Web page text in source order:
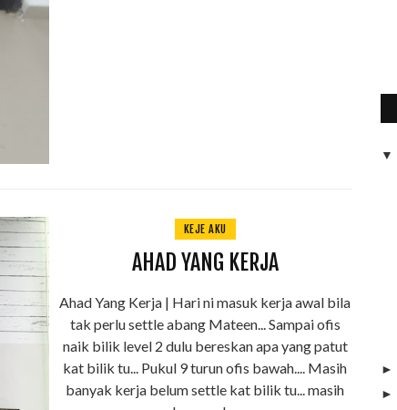
KEJE AKU
AHAD YANG KERJA
Ahad Yang Kerja | Hari ni masuk kerja awal bila
tak perlu settle abang Mateen... Sampai ofis
naik bilik level 2 dulu bereskan apa yang patut
kat bilik tu... Pukul 9 turun ofis bawah.... Masih
banyak kerja belum settle kat bilik tu... masih
▼
►
►